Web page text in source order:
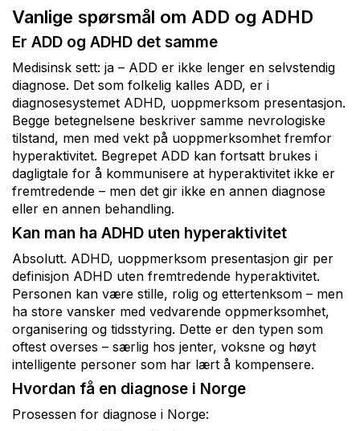
Vanlige spørsmål om ADD og ADHD
Er ADD og ADHD det samme
Medisinsk sett: ja – ADD er ikke lenger en selvstendig
diagnose. Det som folkelig kalles ADD, er i
diagnosesystemet ADHD, uoppmerksom presentasjon.
Begge betegnelsene beskriver samme nevrologiske
tilstand, men med vekt på uoppmerksomhet fremfor
hyperaktivitet. Begrepet ADD kan fortsatt brukes i
dagligtale for å kommunisere at hyperaktivitet ikke er
fremtredende – men det gir ikke en annen diagnose
eller en annen behandling.
Kan man ha ADHD uten hyperaktivitet
Absolutt. ADHD, uoppmerksom presentasjon gir per
definisjon ADHD uten fremtredende hyperaktivitet.
Personen kan være stille, rolig og ettertenksom – men
ha store vansker med vedvarende oppmerksomhet,
organisering og tidsstyring. Dette er den typen som
oftest overses – særlig hos jenter, voksne og høyt
intelligente personer som har lært å kompensere.
Hvordan få en diagnose i Norge
Prosessen for diagnose i Norge: